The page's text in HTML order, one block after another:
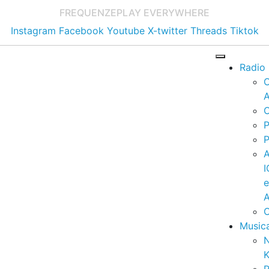
FREQUENZEPLAY EVERYWHERE
Instagram Facebook Youtube X-twitter Threads Tiktok
Radio
e